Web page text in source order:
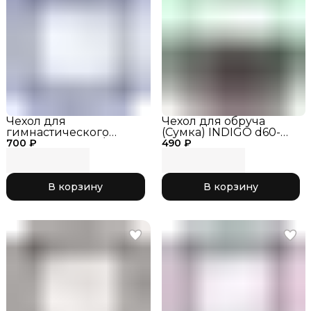
700 ₽
Чехол для
гимнастического
обруча, василёк/
В корзину
490 ₽
Чехол для обруча
(Сумка) INDIGO d60-
90см SM-083
В корзину